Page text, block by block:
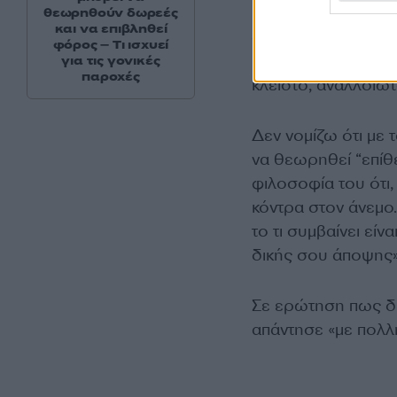
πολύ δύσκολες
δεν μπορώ να
πονάει ακόμα
κλειστό,
Δεν νομίζω ότι με
να θεωρηθεί
φιλοσοφία του ότι,
κόντρα στον
το τι συμβαίνει
δικής σου
Σε ερώτηση πως
απάντησε «με
θεωρηθούν δωρεές
και να επιβληθεί
φόρος – Τι ισχυεί
για τις γονικές
παροχές